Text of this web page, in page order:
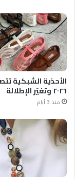
الأحذية الشبكية
٢٠٢٦ وتغيّر الإطلالة
منذ 3 أيام